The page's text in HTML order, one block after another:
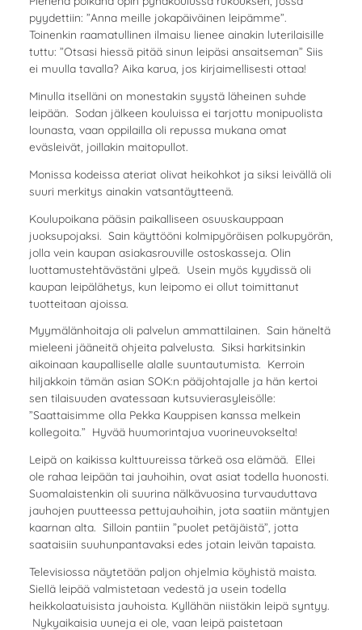
pyydettiin: ”Anna meille jokapäiväinen leipämme”.
Toinenkin raamatullinen ilmaisu lienee ainakin luterilaisille
tuttu: ”Otsasi hiessä pitää sinun leipäsi ansaitseman” Siis
ei muulla tavalla? Aika karua, jos kirjaimellisesti ottaa!
Minulla itselläni on monestakin syystä läheinen suhde
leipään. Sodan jälkeen kouluissa ei tarjottu monipuolista
lounasta, vaan oppilailla oli repussa mukana omat
eväsleivät, joillakin maitopullot.
Monissa kodeissa ateriat olivat heikohkot ja siksi leivällä oli
suuri merkitys ainakin vatsantäytteenä.
Koulupoikana pääsin paikalliseen osuuskauppaan
juoksupojaksi. Sain käyttööni kolmipyöräisen polkupyörän,
jolla vein kaupan asiakasrouville ostoskasseja. Olin
luottamustehtävästäni ylpeä. Usein myös kyydissä oli
kaupan leipälähetys, kun leipomo ei ollut toimittanut
tuotteitaan ajoissa.
Myymälänhoitaja oli palvelun ammattilainen. Sain häneltä
mieleeni jääneitä ohjeita palvelusta. Siksi harkitsinkin
aikoinaan kaupalliselle alalle suuntautumista. Kerroin
hiljakkoin tämän asian SOK:n pääjohtajalle ja hän kertoi
sen tilaisuuden avatessaan kutsuvierasyleisölle:
”Saattaisimme olla Pekka Kauppisen kanssa melkein
kollegoita.” Hyvää huumorintajua vuorineuvokselta!
Leipä on kaikissa kulttuureissa tärkeä osa elämää. Ellei
ole rahaa leipään tai jauhoihin, ovat asiat todella huonosti.
Suomalaistenkin oli suurina nälkävuosina turvauduttava
jauhojen puutteessa pettujauhoihin, jota saatiin mäntyjen
kaarnan alta. Silloin pantiin ”puolet petäjäistä”, jotta
saataisiin suuhunpantavaksi edes jotain leivän tapaista.
Televisiossa näytetään paljon ohjelmia köyhistä maista.
Siellä leipää valmistetaan vedestä ja usein todella
heikkolaatuisista jauhoista. Kyllähän niistäkin leipä syntyy.
Nykyaikaisia uuneja ei ole, vaan leipä paistetaan